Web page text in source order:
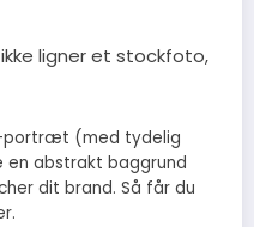
ligner et stockfoto,
portræt (med tydelig
en abstrakt baggrund
dit brand. Så får du